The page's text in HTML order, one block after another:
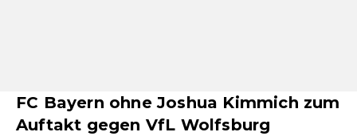
FC Bayern ohne Joshua Kimmich zum
Auftakt gegen VfL Wolfsburg